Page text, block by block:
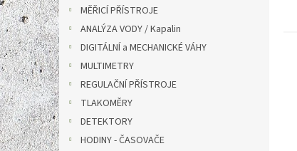
MĚŘICÍ PŘÍSTROJE
ANALÝZA VODY / Kapalin
DIGITÁLNÍ a MECHANICKÉ VÁHY
MULTIMETRY
REGULAČNÍ PŘÍSTROJE
TLAKOMĚRY
DETEKTORY
HODINY - ČASOVAČE